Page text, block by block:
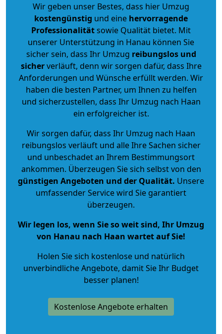
Wir geben unser Bestes, dass hier Umzug
kostengünstig und eine hervorragende
Professionalitätsowie Qualität bietet. Mit
unserer Unterstützung in Hanau können Sie
sicher sein, dass Ihr Umzug reibungslos und
sicherverläuft, denn wir sorgen dafür, dass Ihre
Anforderungen und Wünsche erfüllt werden. Wir
haben die besten Partner, um Ihnen zu helfen
und sicherzustellen, dass Ihr Umzug nach Haan
ein erfolgreicher ist.
Wir sorgen dafür, dass Ihr Umzug nach Haan
reibungslos verläuft und alle Ihre Sachen sicher
und unbeschadet an Ihrem Bestimmungsort
ankommen. Überzeugen Sie sich selbst von den
günstigen Angeboten und der Qualität. Unsere
umfassender Service wird Sie garantiert
überzeugen.
Wir legen los, wenn Sie so weit sind, Ihr Umzug
von Hanau nach Haan wartet auf Sie!
Holen Sie sich kostenlose und natürlich
unverbindliche Angebote, damit Sie Ihr Budget
besser planen!
Kostenlose Angebote erhalten